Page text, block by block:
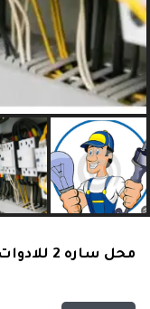
محل ساره 2 للادوات الكهربائيه